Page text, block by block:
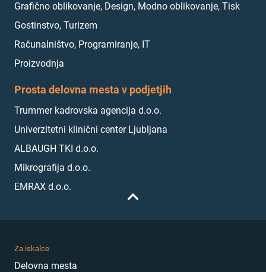
Grafično oblikovanje, Design, Modno oblikovanje, Tisk
Gostinstvo, Turizem
Računalništvo, Programiranje, IT
Proizvodnja
Prosta delovna mesta v podjetjih
Trummer kadrovska agencija d.o.o.
Univerzitetni klinični center Ljubljana
ALBAUGH TKI d.o.o.
Mikrografija d.o.o.
EMRAX d.o.o.
Za iskalce
Delovna mesta